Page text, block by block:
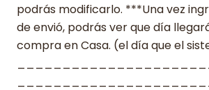
podrás modificarlo. ***Una vez
de envió, podrás ver que día
compra en Casa. (el día que el